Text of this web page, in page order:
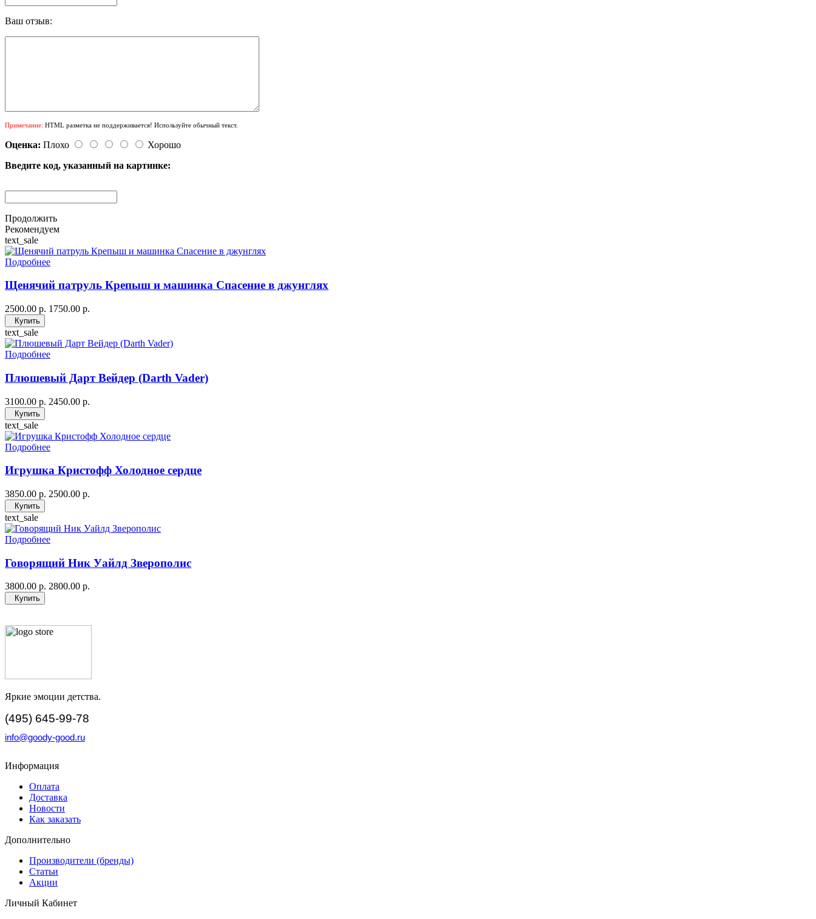
Ваш отзыв:
Примечание: HTML разметка не поддерживается! Используйте обычный текст.
Оценка: Плохо
Хорошо
Введите код, указанный на картинке:
Продолжить
Рекомендуем
text_sale
Подробнее
Щенячий патруль Крепыш и машинка Спасение в джунглях
2500.00 р. 1750.00 р.
Купить
text_sale
Подробнее
Плюшевый Дарт Вейдер (Darth Vader)
3100.00 р. 2450.00 р.
Купить
text_sale
Подробнее
Игрушка Кристофф Холодное сердце
3850.00 р. 2500.00 р.
Купить
text_sale
Подробнее
Говорящий Ник Уайлд Зверополис
3800.00 р. 2800.00 р.
Купить
Яркие эмоции детства.
(495) 645-99-78
info@goody-good.ru
Информация
Оплата
Доставка
Новости
Как заказать
Дополнительно
Производители (бренды)
Статьи
Акции
Личный Кабинет